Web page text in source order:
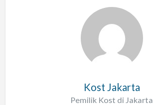
Kost Jakarta
Pemilik Kost di Jakarta